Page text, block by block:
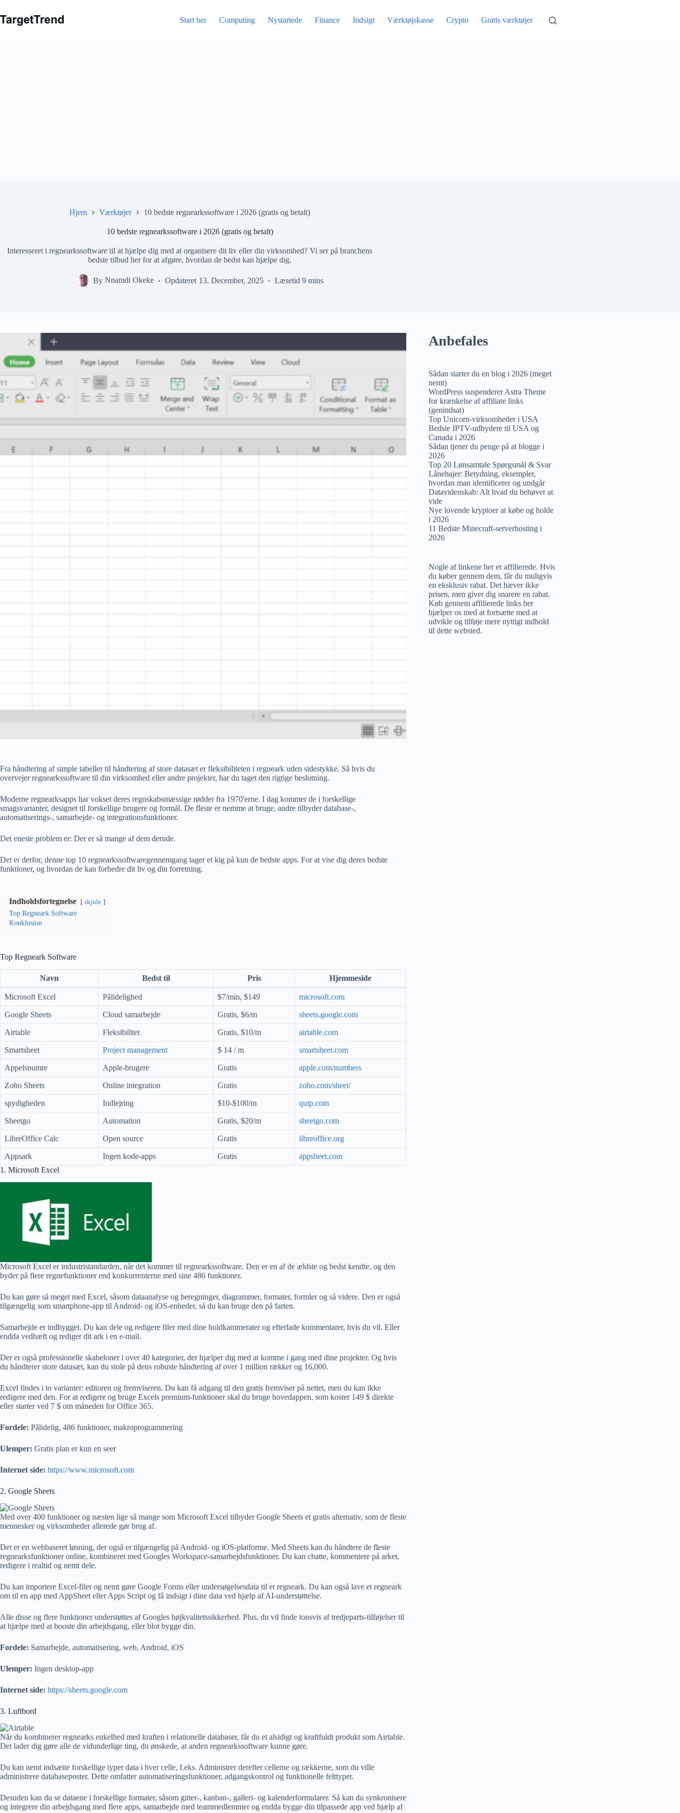
indhold
Start her Computing Nystartede Finance Indsigt Værktøjskasse Crypto Gratis værktøjer
Hjem Værktøjer 10 bedste regnearkssoftware i 2026 (gratis og betalt)
10 bedste regnearkssoftware i 2026 (gratis og betalt)
Interesseret i regnearkssoftware til at hjælpe dig med at organisere dit liv eller din virksomhed? Vi ser på branchens
bedste tilbud her for at afgøre, hvordan de bedst kan hjælpe dig.
By Nnamdi Okeke Opdateret 13. December, 2025 Læsetid 9 mins
Fra håndtering af simple tabeller til håndtering af store datasæt er fleksibiliteten i regneark uden sidestykke. Så hvis du
overvejer regnearkssoftware til din virksomhed eller andre projekter, har du taget den rigtige beslutning.
Moderne regnearksapps har vokset deres regnskabsmæssige rødder fra 1970'erne. I dag kommer de i forskellige
smagsvarianter, designet til forskellige brugere og formål. De fleste er nemme at bruge, andre tilbyder database-,
automatiserings-, samarbejde- og integrationsfunktioner.
Det eneste problem er: Der er så mange af dem derude.
Det er derfor, denne top 10 regnearkssoftwaregennemgang tager et kig på kun de bedste apps. For at vise dig deres bedste
funktioner, og hvordan de kan forbedre dit liv og din forretning.
Indholdsfortegnelse skjule
Top Regneark Software
Konklusion
Top Regneark Software
Navn Bedst til Pris Hjemmeside
Microsoft Excel Pålidelighed $7/min, $149 microsoft.com
Google Sheets Cloud samarbejde Gratis, $6/m sheets.google.com
Airtable Fleksibilitet Gratis, $10/m airtable.com
Smartsheet Project management $ 14 / m smartsheet.com
Appelsnumre Apple-brugere Gratis apple.com/numbers
Zoho Sheets Online integration Gratis zoho.com/sheet/
spydigheden Indlejring $10-$100/m quip.com
Sheetgo Automation Gratis, $20/m sheetgo.com
LibreOffice Calc Open source Gratis libreoffice.org
Appsark Ingen kode-apps Gratis
appsheet.com
1. Microsoft Excel
Microsoft Excel er industristandarden, når det kommer til regnearkssoftware. Den er en af ​​de ældste og bedst kendte, og den
byder på flere regnefunktioner end konkurrenterne med sine 486 funktioner.
Du kan gøre så meget med Excel, såsom dataanalyse og beregninger, diagrammer, formater, formler og så videre. Den er også
tilgængelig som smartphone-app til Android- og iOS-enheder, så du kan bruge den på farten.
Samarbejde er indbygget. Du kan dele og redigere filer med dine holdkammerater og efterlade kommentarer, hvis du vil. Eller
endda vedhæft og rediger dit ark i en e-mail.
Der er også professionelle skabeloner i over 40 kategorier, der hjælper dig med at komme i gang med dine projekter. Og hvis
du håndterer store datasæt, kan du stole på dens robuste håndtering af over 1 million rækker og 16,000.
Excel findes i to varianter: editoren og fremviseren. Du kan få adgang til den gratis fremviser på nettet, men du kan ikke
redigere med den. For at redigere og bruge Excels premium-funktioner skal du bruge hovedappen, som koster 149 $ direkte
eller starter ved 7 $ om måneden for Office 365.
Fordele: Pålidelig, 486 funktioner, makroprogrammering
Ulemper: Gratis plan er kun en seer
Internet side: https://www.microsoft.com
2. Google Sheets
Med over 400 funktioner og næsten lige så mange som Microsoft Excel tilbyder Google Sheets et gratis alternativ, som de fleste
mennesker og virksomheder allerede gør brug af.
Det er en webbaseret løsning, der også er tilgængelig på Android- og iOS-platforme. Med Sheets kan du håndtere de fleste
regnearksfunktioner online, kombineret med Googles Workspace-samarbejdsfunktioner. Du kan chatte, kommentere på arket,
redigere i realtid og nemt dele.
Du kan importere Excel-filer og nemt gøre Google Forms eller undersøgelsesdata til et regneark. Du kan også lave et regneark
om til en app med AppSheet eller Apps Script og få indsigt i dine data ved hjælp af AI-understøttelse.
Alle disse og flere funktioner understøttes af Googles højkvalitetssikkerhed. Plus, du vil finde tonsvis af tredjeparts-tilføjelser til
at hjælpe med at booste din arbejdsgang, eller blot bygge din.
Fordele: Samarbejde, automatisering, web, Android, iOS
Ulemper: Ingen desktop-app
Internet side: https://sheets.google.com
3. Luftbord
Når du kombinerer regnearks enkelhed med kraften i relationelle databaser, får du et alsidigt og kraftfuldt produkt som Airtable.
Det lader dig gøre alle de vidunderlige ting, du ønskede, at anden regnearkssoftware kunne gøre.
Du kan nemt indsætte forskellige typer data i hver celle, f.eks. Administrer derefter cellerne og rækkerne, som du ville
administrere databaseposter. Dette omfatter automatiseringsfunktioner, adgangskontrol og funktionelle felttyper.
Desuden kan du se dataene i forskellige formater, såsom gitter-, kanban-, galleri- og kalenderformularer. Så kan du synkronisere
og integrere din arbejdsgang med flere apps, samarbejde med teammedlemmer og endda bygge din tilpassede app ved hjælp af
Anbefales
Sådan starter du en blog i 2026 (meget
nemt)
WordPress suspenderer Astra Theme
for krænkelse af affiliate links
(genindsat)
Top Unicorn-virksomheder i USA
Bedste IPTV-udbydere til USA og
Canada i 2026
Sådan tjener du penge på at blogge i
2026
Top 20 Lønsamtale Spørgsmål & Svar
Lånehajer: Betydning, eksempler,
hvordan man identificerer og undgår
Datavidenskab: Alt hvad du behøver at
vide
Nye lovende kryptoer at købe og holde
i 2026
11 Bedste Minecraft-serverhosting i
2026
Nogle af linkene her er affilierede. Hvis
du køber gennem dem, får du muligvis
en eksklusiv rabat. Det hæver ikke
prisen, men giver dig snarere en rabat.
Køb gennem affilierede links her
hjælper os med at fortsætte med at
udvikle og tilføje mere nyttigt indhold
til dette websted.